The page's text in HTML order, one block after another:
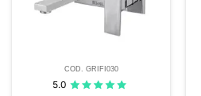
COD. GRIFI030
5.0